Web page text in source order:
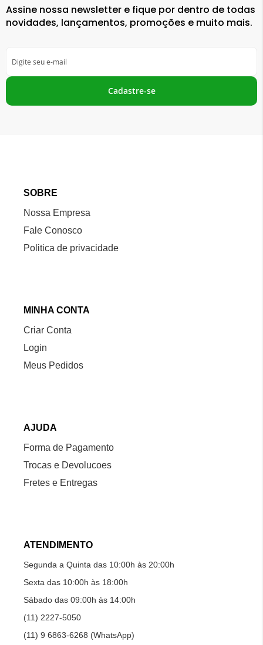
Assine nossa newsletter e fique por dentro de todas
novidades, lançamentos, promoções e muito mais.
se
na
Newsletter:
Cadastre-se
SOBRE
Nossa Empresa
Fale Conosco
Politica de privacidade
MINHA CONTA
Criar Conta
Login
Meus Pedidos
AJUDA
Forma de Pagamento
Trocas e Devolucoes
Fretes e Entregas
ATENDIMENTO
Segunda a Quinta das 10:00h às 20:00h
Sexta das 10:00h às 18:00h
Sábado das 09:00h às 14:00h
(11) 2227-5050
(11) 9 6863-6268 (WhatsApp)